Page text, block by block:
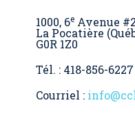
1000, 6e Avenue
La Pocatière
G0R 1Z0
Tél. : 418-856-6227
Courriel :